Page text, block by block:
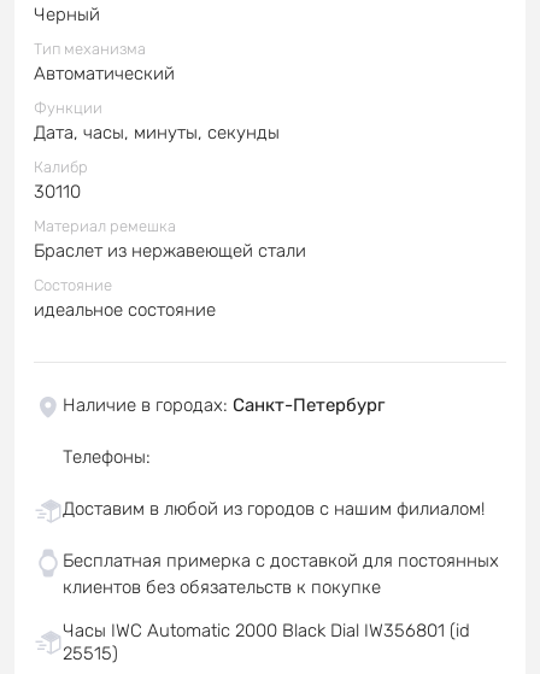
Черный
Тип механизма
Автоматический
Функции
Дата, часы, минуты, секунды
Калибр
30110
Материал ремешка
Браслет из нержавеющей стали
Состояние
идеальное состояние
Наличие в городах: Санкт-Петербург
Телефоны:
Доставим в любой из городов с нашим филиалом!
Бесплатная примерка с доставкой для постоянных
клиентов без обязательств к покупке
Часы IWC Automatic 2000 Black Dial IW356801 (id
25515)